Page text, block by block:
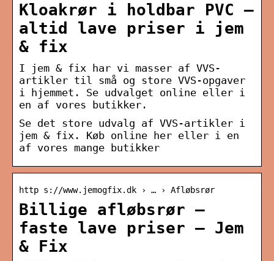
Kloakrør i holdbar PVC –
altid lave priser i jem
& fix
I jem & fix har vi masser af VVS-
artikler til små og store VVS-opgaver
i hjemmet. Se udvalget online eller i
en af vores butikker.
Se det store udvalg af VVS-artikler i
jem & fix. Køb online her eller i en
af vores mange butikker
http s://www.jemogfix.dk › … › Afløbsrør
Billige afløbsrør –
faste lave priser – Jem
& Fix